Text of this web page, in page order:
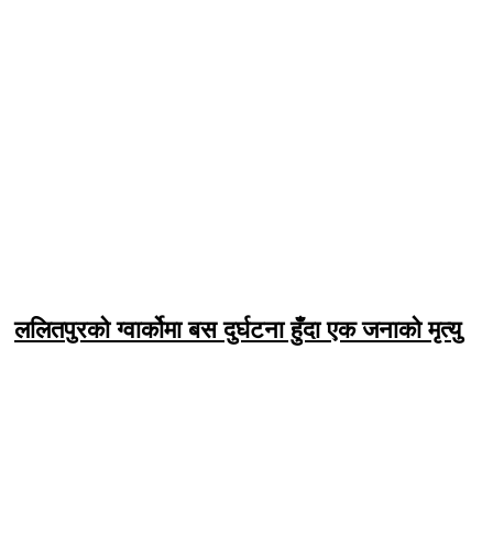
ललितपुरको ग्वार्कोमा बस दुर्घटना हुँदा एक जनाको मृत्यु